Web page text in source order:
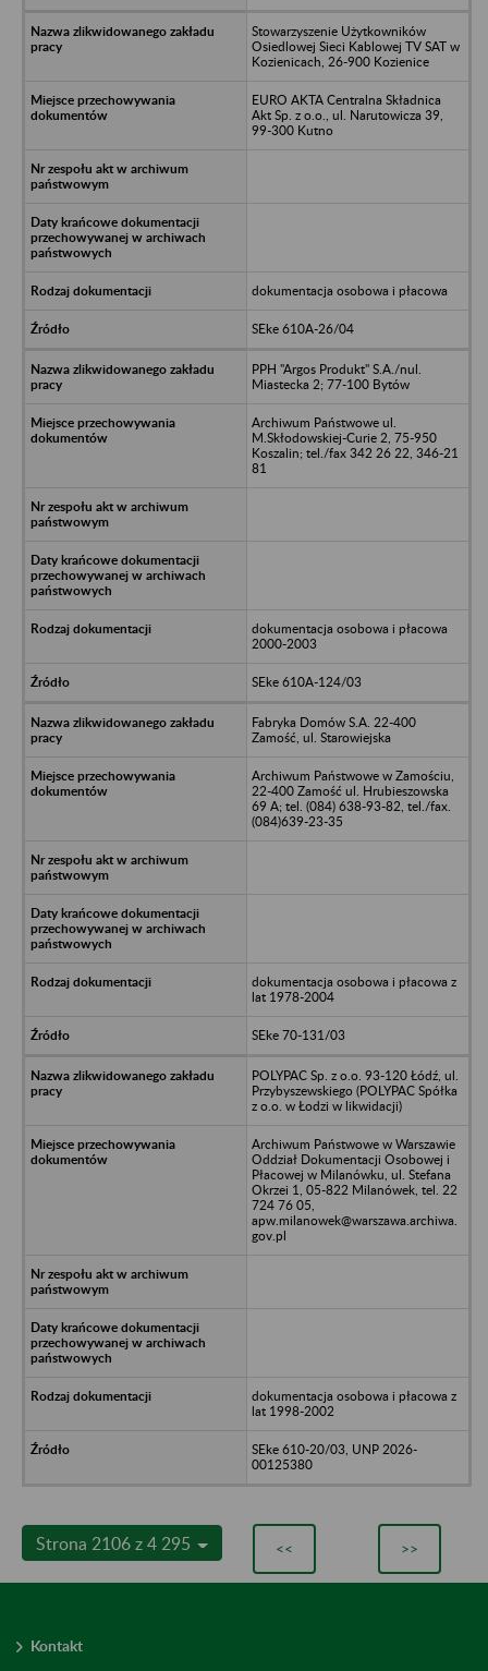
Stowarzyszenie Użytkowników
Osiedlowej Sieci Kablowej TV SAT w
Kozienicach, 26-900 Kozienice
EURO AKTA Centralna Składnica
Akt Sp. z o.o., ul. Narutowicza 39,
99-300 Kutno
dokumentacja osobowa i płacowa
SEke 610A-26/04
PPH "Argos Produkt" S.A./nul.
Miastecka 2; 77-100 Bytów
Archiwum Państwowe ul.
M.Skłodowskiej-Curie 2, 75-950
Koszalin; tel./fax 342 26 22, 346-21
81
dokumentacja osobowa i płacowa
2000-2003
SEke 610A-124/03
Fabryka Domów S.A. 22-400
Zamość, ul. Starowiejska
Archiwum Państwowe w Zamościu,
22-400 Zamość ul. Hrubieszowska
69 A; tel. (084) 638-93-82, tel./fax.
(084)639-23-35
dokumentacja osobowa i płacowa z
lat 1978-2004
SEke 70-131/03
POLYPAC Sp. z o.o. 93-120 Łódź, ul.
Przybyszewskiego (POLYPAC Spółka
z o.o. w Łodzi w likwidacji)
Archiwum Państwowe w Warszawie
Oddział Dokumentacji Osobowej i
Płacowej w Milanówku, ul. Stefana
Okrzei 1, 05-822 Milanówek, tel. 22
724 76 05,
apw.milanowek@warszawa.archiwa.
gov.pl
dokumentacja osobowa i płacowa z
lat 1998-2002
SEke 610-20/03, UNP 2026-
00125380
Strona 2106 z 4 295 << >>
Kontakt